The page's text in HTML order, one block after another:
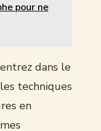
pour ne
dans le
techniques
en